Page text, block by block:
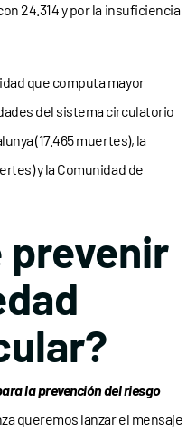
24.314 y por la insuficiencia
que computa mayor
del sistema circulatorio
(17.465 muertes), la
y la Comunidad de
prevenir
la prevención del riesgo
queremos lanzar el mensaje